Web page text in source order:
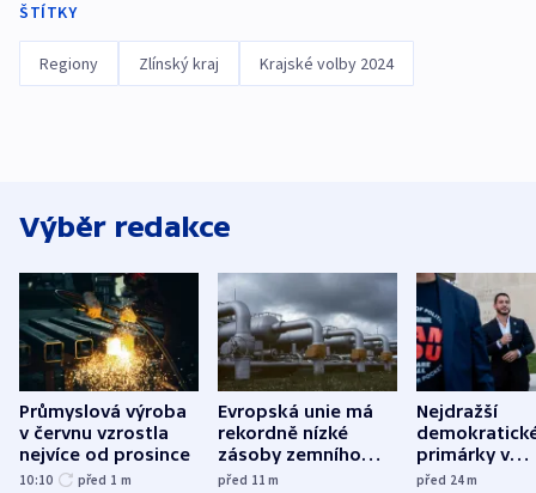
ŠTÍTKY
Regiony Zlínský kraj Krajské volby 2024
Výběr redakce
Průmyslová výroba
v červnu vzrostla
nejvíce od prosince
10:10 před 1 m
Evropská unie má
rekordně nízké
zásoby zemního
plynu
před 11m
Nejdražší
primárky v
Michiganu
před 24m